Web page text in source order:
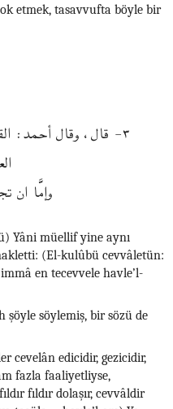
etmek, tasavvufta böyle bir
٣- قال، وقال أحمد:
وإمَّا ان
Yâni müellif yine aynı
(El-kulûbü cevvâletün:
en tecevvele havle’l-
söylemiş, bir sözü de
cevelân edicidir, gezicidir,
fazla faaliyetliyse,
fıldır dolaşır, cevvâldir